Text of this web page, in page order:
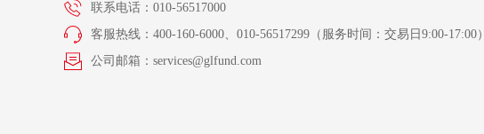
联系电话：010-56517000
客服热线：400-160-6000、010-56517299（服务时间：交易日9:00-17:00）
公司邮箱：services@glfund.com